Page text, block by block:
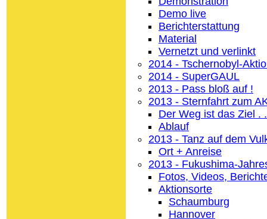
Demo live
Berichterstattung
Material
Vernetzt und verlinkt
2014 - Tschernobyl-
2014 - SuperGAUL
2013 - Pass bloß auf !
2013 - Sternfahrt zum
Der Weg ist das Ziel .
Ablauf
2013 - Tanz auf dem
Ort + Anreise
2013 - Fukushima-
Fotos, Videos,
Aktionsorte
Schaumburg
Hannover